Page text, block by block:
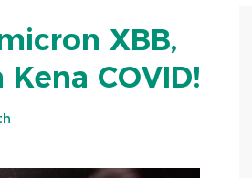
XBB,
COVID!